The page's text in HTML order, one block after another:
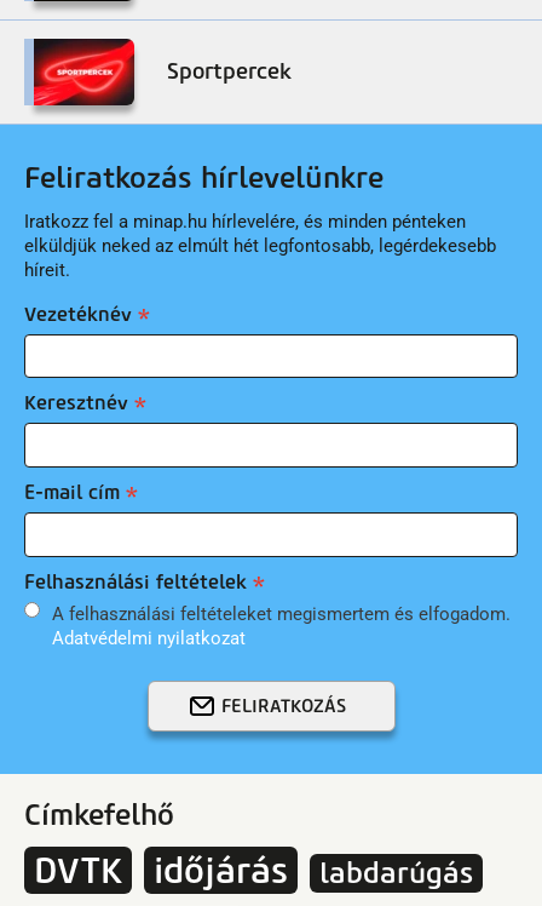
Sportpercek
Feliratkozás hírlevelünkre
Iratkozz fel a minap.hu hírlevelére, és minden pénteken
elküldjük neked az elmúlt hét legfontosabb, legérdekesebb
híreit.
Vezetéknév
Keresztnév
E-mail cím
Felhasználási feltételek
A felhasználási feltételeket megismertem és elfogadom.
Adatvédelmi nyilatkozat
FELIRATKOZÁS
Címkefelhő
DVTK időjárás
labdarúgás